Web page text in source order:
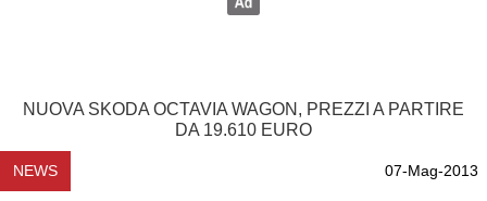
NUOVA SKODA OCTAVIA WAGON, PREZZI A PARTIRE
DA 19.610 EURO
NEWS 07-Mag-2013